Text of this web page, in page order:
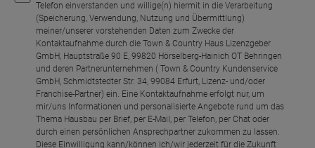
Telefon einverstanden und willige(n) hiermit in die Verarbeitung
(Speicherung, Verwendung, Nutzung und Übermittlung)
meiner/unserer vorstehenden Daten zum Zwecke der
Kontaktaufnahme durch die Town & Country Haus Lizenzgeber
GmbH, Hauptstraße 90 E, 99820 Hörselberg-Hainich OT Behringen
und deren Partnerunternehmen ( Town & Country Kundenservice
GmbH, Schmidtstedter Str. 34, 99084 Erfurt, Lizenz- und/oder
Franchise-Partner) ein. Eine Kontaktaufnahme erfolgt nur, um
mir/uns Informationen und personalisierte Angebote rund um das
Thema Hausbau per Brief, per E-Mail, per Telefon, per Chat oder
durch einen persönlichen Ansprechpartner zukommen zu lassen.
Diese Einwilligung kann/können ich/wir jederzeit für die Zukunft